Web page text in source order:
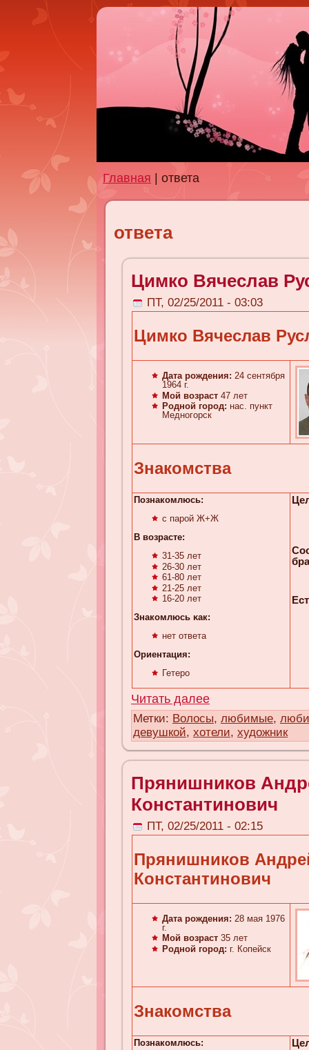
Главная | ответа
ответа
Цимко Вячеслав
ПТ, 02/25/2011 - 03:03
Цимко Вячеслав
Дата рождения: 24 сентября
1964 г.
Мой возраст 47 лет
Родной город: нас. пункт
Медногорск
Знакомства
Познакомлюсь:
с парой Ж+Ж
В возрасте:
31-35 лет
26-30 лет
61-80 лет
21-25 лет
16-20 лет
Знакомлюсь κaк:
нет ответа
Ориентация:
Гетеро
Читать далее
Метки: Волосы, любимые,
девушкой, хотели, художник
Прянишников
Константинович
ПТ, 02/25/2011 - 02:15
Прянишников
Константинович
Дата рождения: 28 мая 1976
г.
Мой возраст 35 лет
Родной город: г. Копейск
Знакомства
Познакомлюсь: